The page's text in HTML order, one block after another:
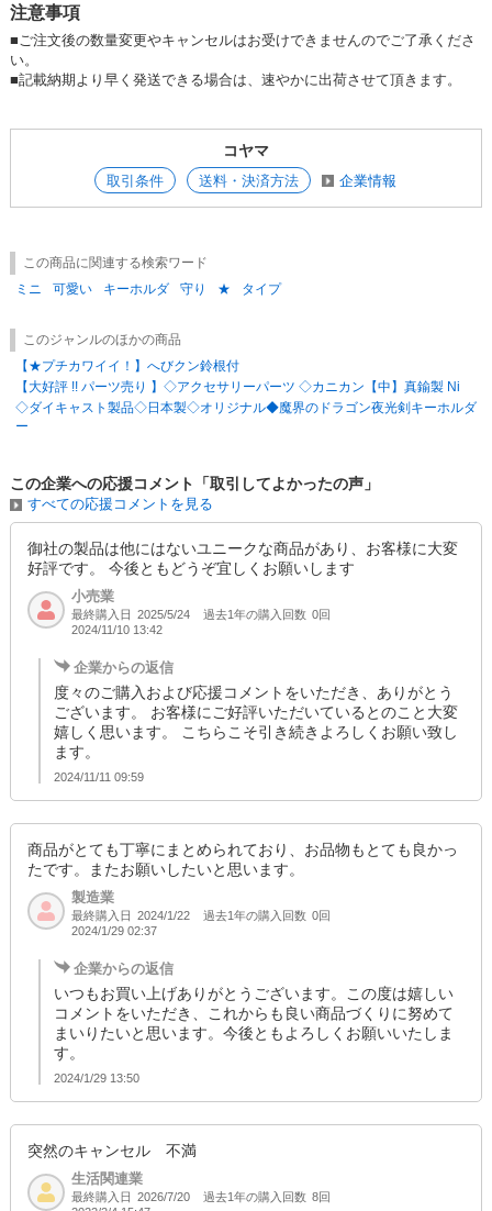
注意事項
■ご注文後の数量変更やキャンセルはお受けできませんのでご了承くださ
い。
■記載納期より早く発送できる場合は、速やかに出荷させて頂きます。
コヤマ
取引条件 送料・決済方法 企業情報
この商品に関連する検索ワード
ミニ
可愛い キーホルダ 守り ★ タイプ
このジャンルのほかの商品
【★プチカワイイ！】へびクン鈴根付
【大好評 !! パーツ売り 】◇アクセサリーパーツ ◇カニカン【中】真鍮製 Ni
◇ダイキャスト製品◇日本製◇オリジナル◆魔界のドラゴン夜光剣キーホルダ
ー
この企業への応援コメント「取引してよかったの声」
すべての応援コメントを見る
御社の製品は他にはないユニークな商品があり、お客様に大変
好評です。 今後ともどうぞ宜しくお願いします
小売業
最終購入日 2025/5/24 過去1年の購入回数 0回
2024/11/10 13:42
企業からの返信
度々のご購入および応援コメントをいただき、ありがとう
ございます。 お客様にご好評いただいているとのこと大変
嬉しく思います。 こちらこそ引き続きよろしくお願い致し
ます。
2024/11/11 09:59
商品がとても丁寧にまとめられており、お品物もとても良かっ
たです。またお願いしたいと思います。
製造業
最終購入日 2024/1/22 過去1年の購入回数 0回
2024/1/29 02:37
企業からの返信
いつもお買い上げありがとうございます。この度は嬉しい
コメントをいただき、これからも良い商品づくりに努めて
まいりたいと思います。今後ともよろしくお願いいたしま
す。
2024/1/29 13:50
突然のキャンセル 不満
生活関連業
最終購入日 2026/7/20 過去1年の購入回数 8回